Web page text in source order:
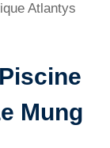
Atlantys
Mung